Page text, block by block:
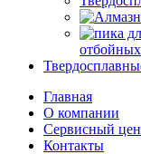
Главная
О компании
Сервисный
Контакты